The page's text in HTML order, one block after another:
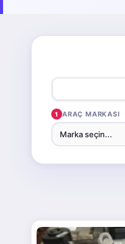
1 ARAÇ MARKASI